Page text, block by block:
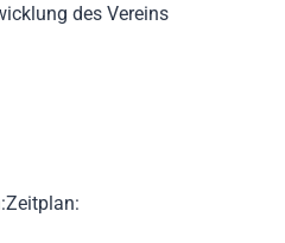
des Vereins